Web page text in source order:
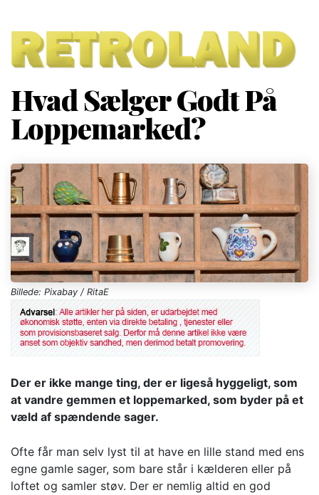
Hvad Sælger Godt På
Loppemarked?
Billede: Pixabay / RitaE
Der er ikke mange ting, der er ligeså hyggeligt, som
at vandre gemmen et loppemarked, som byder på et
væld af spændende sager.
Ofte får man selv lyst til at have en lille stand med ens
egne gamle sager, som bare står i kælderen eller på
loftet og samler støv. Der er nemlig altid en god